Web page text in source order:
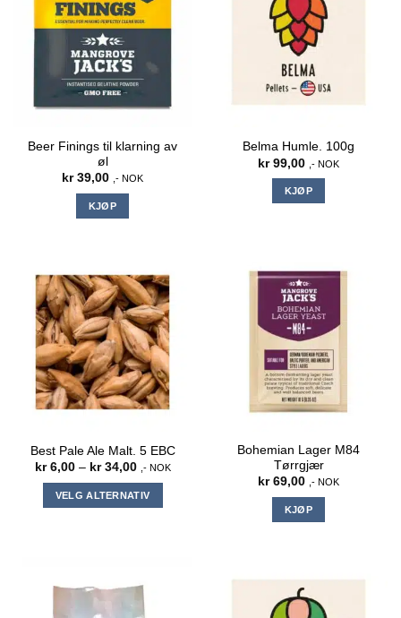
Beer Finings til klarning av
øl
kr39,00 ,- NOK
KJØP
Belma Humle. 100g
kr99,00 ,- NOK
KJØP
Best Pale Ale Malt. 5 EBC
kr6,00 – kr34,00Prisområde:
til
kr 34,00
,- NOK
VELG ALTERNATIV
varianter.
Alternativene
Bohemian Lager M84
Tørrgjær
kr69,00 ,- NOK
KJØP